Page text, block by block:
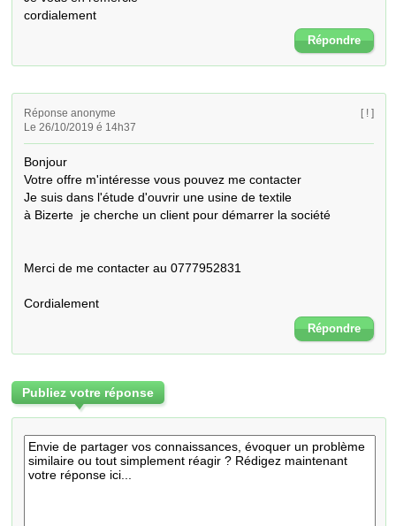
cordialement
Répondre
Réponse anonyme
Le 26/10/2019 é 14h37
[ ! ]
Bonjour
Votre offre m'intéresse vous pouvez me contacter
Je suis dans l'étude d'ouvrir une usine de textile
à Bizerte  je cherche un client pour démarrer la société
Merci de me contacter au 0777952831
Cordialement
Répondre
Publiez votre réponse